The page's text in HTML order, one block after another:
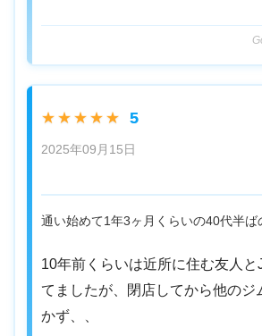
★★★★★ 5
2025年09月15日
通い始めて1年3ヶ月くらいの40代半ば
10年前くらいは近所に住む友人と
てましたが、閉店してから他のジ
かず、、